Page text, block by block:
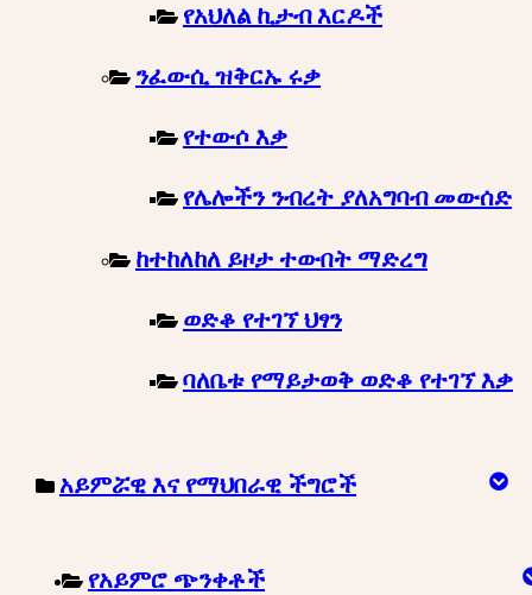
የአህለል ኪታብ እርዶች
ንፈውሲ ዝቅርኡ ሩቃ
የተውሶ እቃ
የሌሎችን ንብረት ያለአግባብ መውሰድ
ከተከለከለ ይዞታ ተውበት ማድረግ
ወድቆ የተገኘ ህፃን
ባለቤቱ የማይታወቅ ወድቆ የተገኘ እቃ
አይምሯዊ እና የማህበራዊ ችግሮች
የአይምሮ ጭንቀቶች